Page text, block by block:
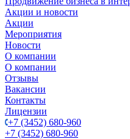
Акции и новости
Акции
Мероприятия
Новости
О компании
О компании
Отзывы
Вакансии
Контакты
Лицензии
+7 (3452) 680-960
+7 (3452) 680-960